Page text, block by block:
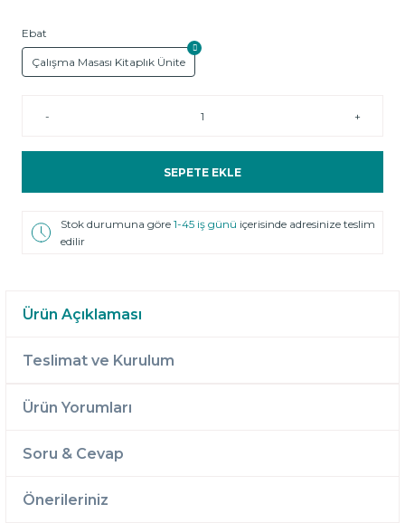
Ebat
Çalışma Masası Kitaplık Ünite
- +
SEPETE EKLE
Stok durumuna göre1-45 iş günü içerisinde adresinize teslim
edilir
Ürün Açıklaması
Teslimat ve Kurulum
Ürün Yorumları
Soru & Cevap
Önerileriniz